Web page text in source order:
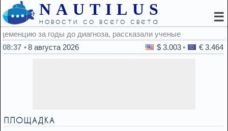
NAUTILUS
новости со всего света ☰
ученые
08:37
8 августа 2026 $ 3.003 € 3.464
ПЛОЩАДКА